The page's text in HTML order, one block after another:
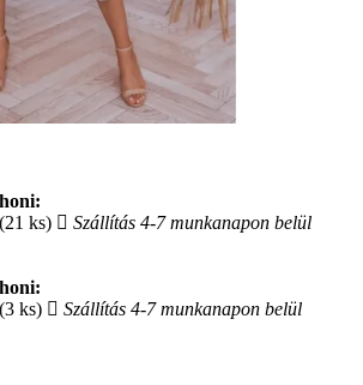
ks)
Szállítás 4-7 munkanapon belül
ks)
Szállítás 4-7 munkanapon belül